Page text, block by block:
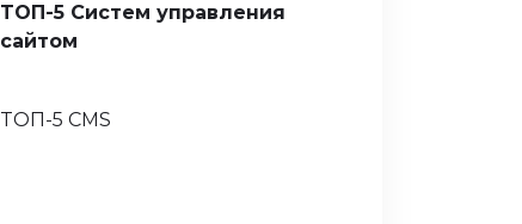
ТОП-5 Систем управления
сайтом
ТОП-5 CMS